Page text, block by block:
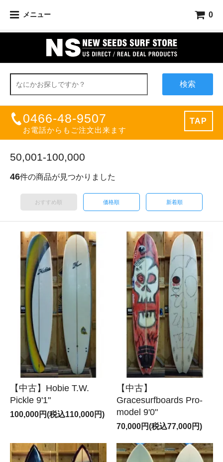
メニュー 0
検索
0466-48-9507
お電話からもご注文出来ます
TAP
50,001-100,000
46件の商品が見つかりました
おすすめ順 価格順 新着順
【中古】Hobie T.W.
Pickle 9'1"
100,000円(税込110,000円)
【中古】
Gracesurfboards Pro-
model 9'0"
70,000円(税込77,000円)